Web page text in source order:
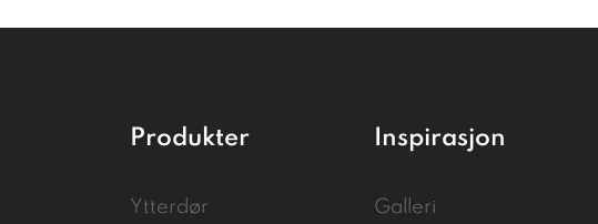
Produkter
Ytterdør
Inspirasjon
Galleri